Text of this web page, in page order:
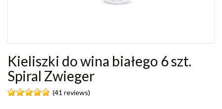
Kieliszki do wina białego 6 szt.
Spiral Zwieger
(41 reviews)